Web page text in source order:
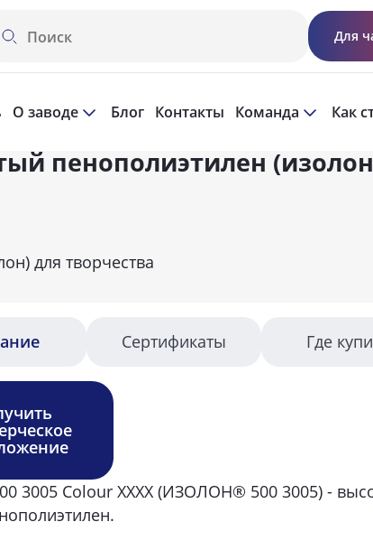
Для
О заводе Блог Контакты Команда Как
пенополиэтилен
для творчества
Сертификаты Где
3005 Colour ХХХХ (ИЗОЛОН® 500 3005) -